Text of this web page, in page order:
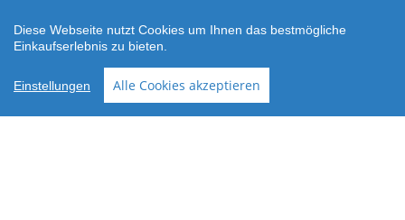
Zahlungsarten
Facebook
Instagram
Diese Webseite nutzt Cookies um Ihnen das bestmögliche
Einkaufserlebnis zu bieten.
Einstellungen Alle Cookies akzeptieren